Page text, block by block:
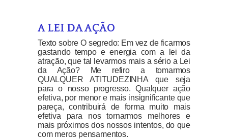
A LEI DA AÇÃO
Texto sobre O segredo: Em vez de ficarmos
gastando tempo e energia com a lei da
atração, que tal levarmos mais a sério a Lei
da Ação? Me refiro a tomarmos
QUALQUER ATITUDEZINHA que seja
para o nosso progresso. Qualquer ação
efetiva, por menor e mais insignificante que
pareça, contribuirá de forma muito mais
efetiva para nos tornarmos melhores e
mais próximos dos nossos intentos, do que
com meros pensamentos.